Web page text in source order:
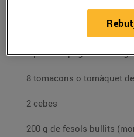
Ingredients per a 4
2 pans de pagès de 500 g
8 tomacons o tomàquet
2 cebes
200 g de fesols bullits